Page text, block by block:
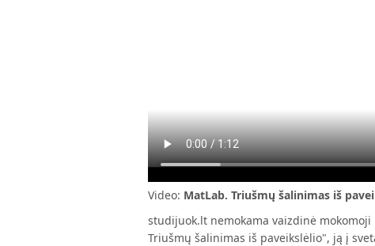
Video: MatLab. Triušmų šalinimas iš
studijuok.lt nemokama vaizdinė
Triušmų šalinimas iš paveikslėlio", ją į